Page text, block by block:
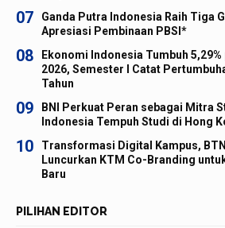
07
Ganda Putra Indonesia Raih Tiga
Apresiasi Pembinaan PBSI*
08
Ekonomi Indonesia Tumbuh
2026, Semester I Catat
Tahun
09
BNI Perkuat Peran sebagai Mitra
Indonesia Tempuh Studi di Hong
10
Transformasi Digital Kampus,
Luncurkan KTM Co-Branding
Baru
PILIHAN EDITOR